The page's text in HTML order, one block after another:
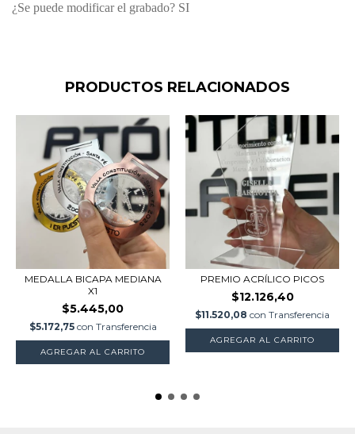
¿Se puede modificar el grabado? SI
PRODUCTOS RELACIONADOS
MEDALLA BICAPA MEDIANA
X1
$5.445,00
$5.172,75 con Transferencia
AGREGAR AL CARRITO
PREMIO ACRÍLICO PICOS
$12.126,40
$11.520,08 con Transferencia